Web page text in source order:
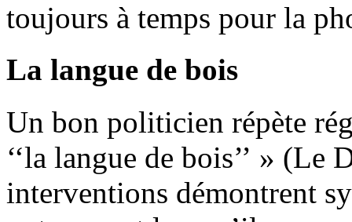
toujours à temps pour la
La langue de bois
Un bon politicien répète
‘‘la langue de bois’’ » (Le
interventions démontrent